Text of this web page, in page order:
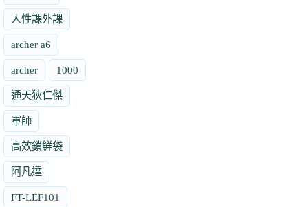
人性課外課
archer a6
archer 1000
通天狄仁傑
軍師
高效鎖鮮袋
阿凡達
FT-LEF101